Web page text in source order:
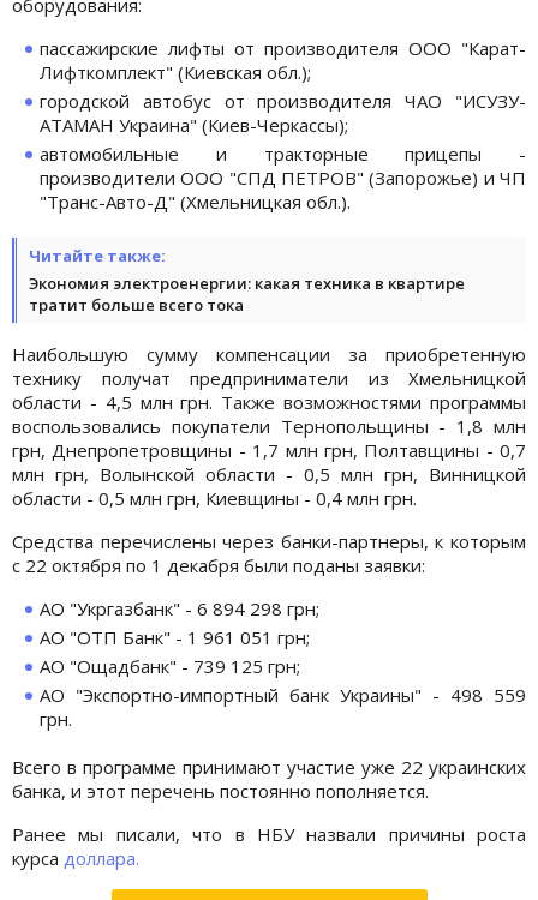
пассажирские лифты от производителя ООО "Карат-
Лифткомплект" (Киевская обл.);
городской автобус от производителя ЧАО "ИСУЗУ-
АТАМАН Украина" (Киев-Черкассы);
автомобильные и тракторные прицепы -
производители ООО "СПД ПЕТРОВ" (Запорожье) и ЧП
"Транс-Авто-Д" (Хмельницкая обл.).
Читайте также:
Экономия электроенергии: какая техника в квартире
тратит больше всего тока
Наибольшую сумму компенсации за приобретенную
технику получат предприниматели из Хмельницкой
области - 4,5 млн грн. Также возможностями программы
воспользовались покупатели Тернопольщины - 1,8 млн
грн, Днепропетровщины - 1,7 млн ​​грн, Полтавщины - 0,7
млн ​​грн, Волынской области - 0,5 млн грн, Винницкой
области - 0,5 млн грн, Киевщины - 0,4 млн грн.
Средства перечислены через банки-партнеры, к которым
с 22 октября по 1 декабря были поданы заявки:
АО "Укргазбанк" - 6 894 298 грн;
АО "ОТП Банк" - 1 961 051 грн;
АО "Ощадбанк" - 739 125 грн;
АО "Экспортно-импортный банк Украины" - 498 559
грн.
Всего в программе принимают участие уже 22 украинских
банка, и этот перечень постоянно пополняется.
Ранее мы писали, что в НБУ назвали причины роста
курса доллара.